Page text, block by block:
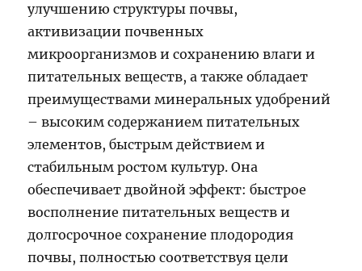
улучшению структуры почвы,
активизации почвенных
микроорганизмов и сохранению влаги и
питательных веществ, а также обладает
преимуществами минеральных удобрений
– высоким содержанием питательных
элементов, быстрым действием и
стабильным ростом культур. Она
обеспечивает двойной эффект: быстрое
восполнение питательных веществ и
долгосрочное сохранение плодородия
почвы, полностью соответствуя цели